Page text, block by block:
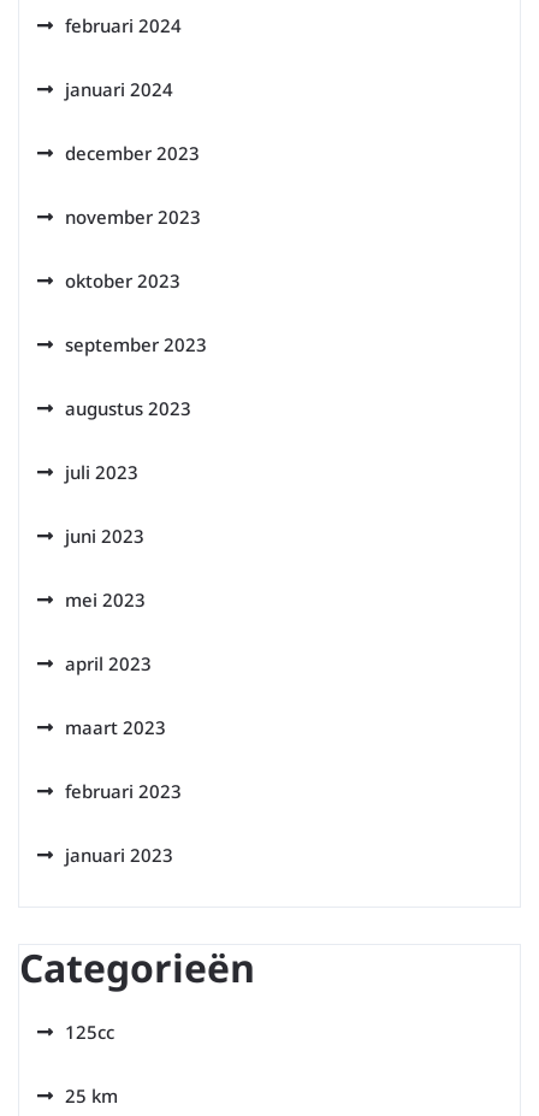
februari 2024
januari 2024
december 2023
november 2023
oktober 2023
september 2023
augustus 2023
juli 2023
juni 2023
mei 2023
april 2023
maart 2023
februari 2023
januari 2023
Categorieën
125cc
25 km